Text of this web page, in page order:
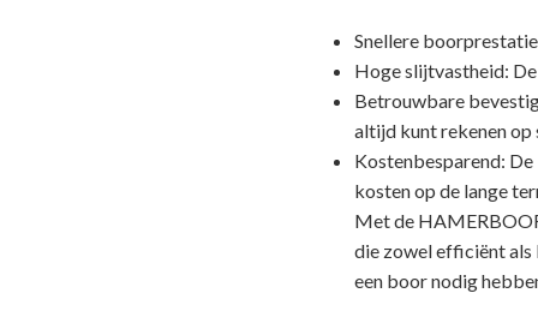
Snellere
Hoge slijtvastheid:
Betrouwbare
altijd kunt rekenen
Kostenbesparend:
kosten op de lange
Met de
die zowel efficiënt als
een boor nodig